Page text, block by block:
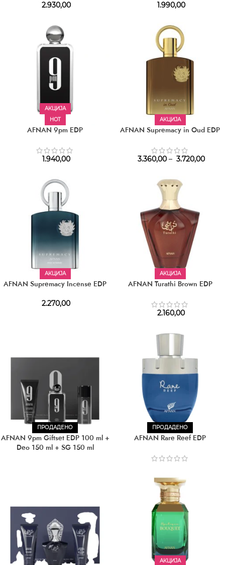
2.930,00 1.990,00
АКЦИЈА
HOT
AFNAN 9pm EDP
1.940,00
АКЦИЈА
AFNAN Supremacy in Oud EDP
3.360,00 – 3.720,00
АКЦИЈА
AFNAN Supremacy Incense EDP
2.270,00
АКЦИЈА
AFNAN Turathi Brown EDP
2.160,00
ПРОДАДЕНО
AFNAN 9pm Giftset EDP 100 ml +
Deo 150 ml + SG 150 ml
ПРОДАДЕНО
AFNAN Rare Reef EDP
АКЦИЈА